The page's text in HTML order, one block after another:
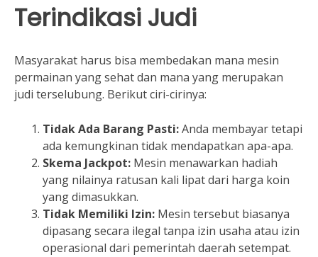
Terindikasi Judi
Masyarakat harus bisa membedakan mana mesin
permainan yang sehat dan mana yang merupakan
judi terselubung. Berikut ciri-cirinya:
Tidak Ada Barang Pasti:Anda membayar tetapi
ada kemungkinan tidak mendapatkan apa-apa.
Skema Jackpot: Mesin menawarkan hadiah
yang nilainya ratusan kali lipat dari harga koin
yang dimasukkan.
Tidak Memiliki Izin: Mesin tersebut biasanya
dipasang secara ilegal tanpa izin usaha atau izin
operasional dari pemerintah daerah setempat.